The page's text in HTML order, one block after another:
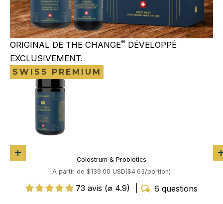
Aller à l'élément 1
Aller à l'élément 2
ORIGINAL DE THE CHANGE® DÉVELOPPÉ
EXCLUSIVEMENT.
SWISS PREMIUM
Choisir les optionsColostrum & Probiotics
Prix de vente
A partir de $139.00 USD($4.63/portion)
73 avis (⌀ 4.9) 6 questions